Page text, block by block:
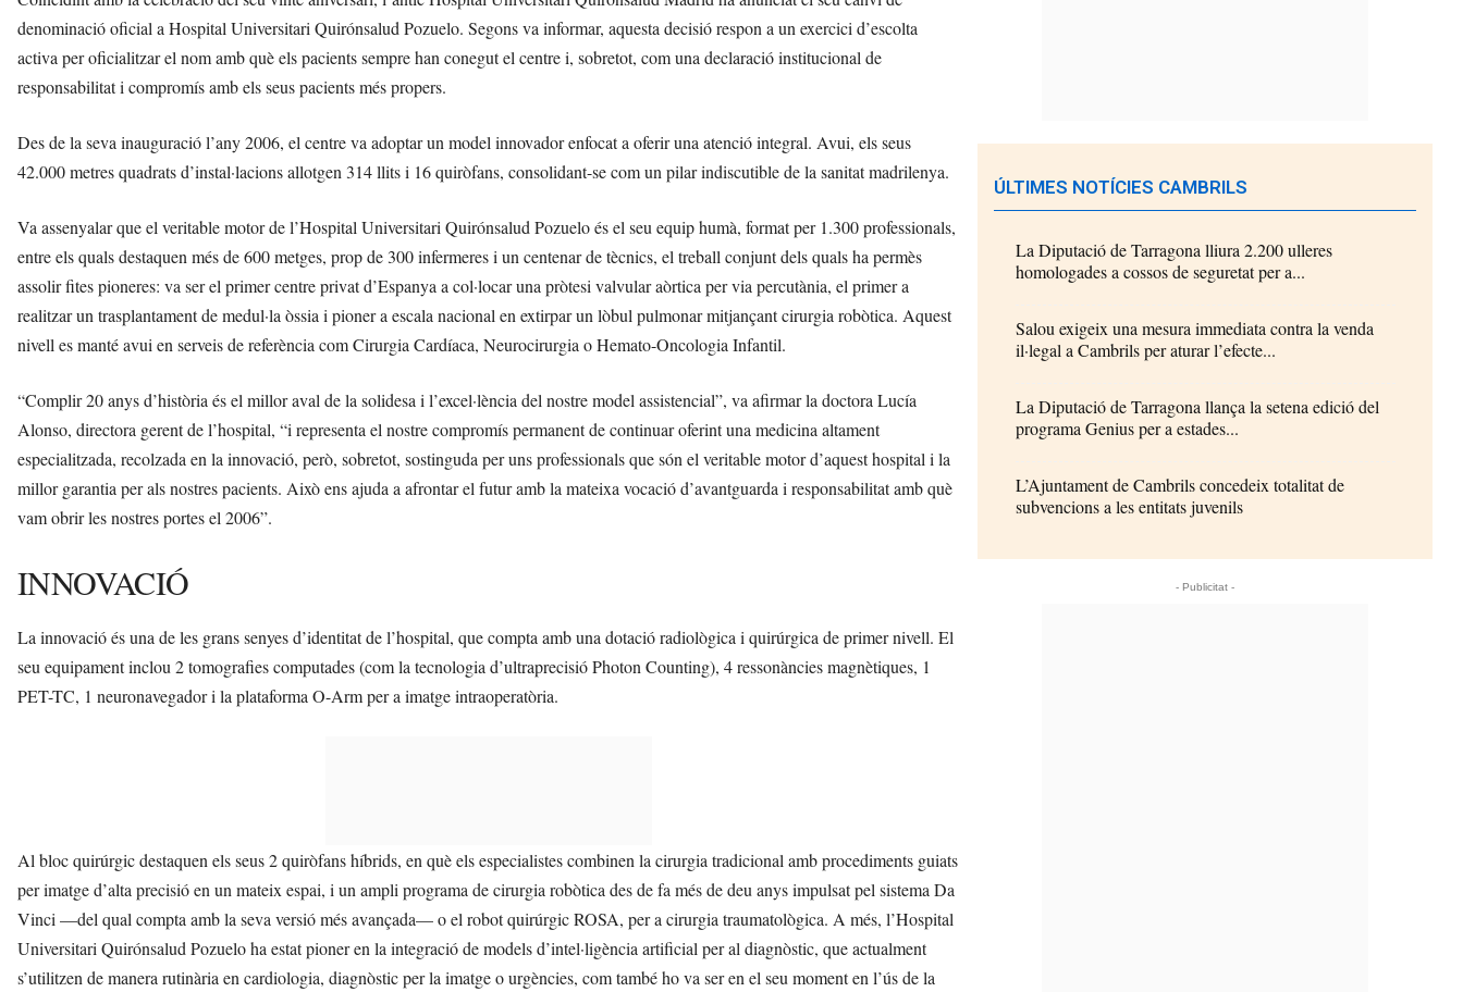
denominació oficial a Hospital Universitari Quirónsalud Pozuelo. Segons va informar, aquesta decisió respon a un exercici d’escolta
activa per oficialitzar el nom amb què els pacients sempre han conegut el centre i, sobretot, com una declaració institucional de
responsabilitat i compromís amb els seus pacients més propers.
Des de la seva inauguració l’any 2006, el centre va adoptar un model innovador enfocat a oferir una atenció integral. Avui, els seus
42.000 metres quadrats d’instal·lacions allotgen 314 llits i 16 quiròfans, consolidant-se com un pilar indiscutible de la sanitat madrilenya.
Va assenyalar que el veritable motor de l’Hospital Universitari Quirónsalud Pozuelo és el seu equip humà, format per 1.300 professionals,
entre els quals destaquen més de 600 metges, prop de 300 infermeres i un centenar de tècnics, el treball conjunt dels quals ha permès
assolir fites pioneres: va ser el primer centre privat d’Espanya a col·locar una pròtesi valvular aòrtica per via percutània, el primer a
realitzar un trasplantament de medul·la òssia i pioner a escala nacional en extirpar un lòbul pulmonar mitjançant cirurgia robòtica. Aquest
nivell es manté avui en serveis de referència com Cirurgia Cardíaca, Neurocirurgia o Hemato-Oncologia Infantil.
“Complir 20 anys d’història és el millor aval de la solidesa i l’excel·lència del nostre model assistencial”, va afirmar la doctora Lucía
Alonso, directora gerent de l’hospital, “i representa el nostre compromís permanent de continuar oferint una medicina altament
especialitzada, recolzada en la innovació, però, sobretot, sostinguda per uns professionals que són el veritable motor d’aquest hospital i la
millor garantia per als nostres pacients. Això ens ajuda a afrontar el futur amb la mateixa vocació d’avantguarda i responsabilitat amb què
vam obrir les nostres portes el 2006”.
INNOVACIÓ
La innovació és una de les grans senyes d’identitat de l’hospital, que compta amb una dotació radiològica i quirúrgica de primer nivell. El
seu equipament inclou 2 tomografies computades (com la tecnologia d’ultraprecisió Photon Counting), 4 ressonàncies magnètiques, 1
PET-TC, 1 neuronavegador i la plataforma O-Arm per a imatge intraoperatòria.
Al bloc quirúrgic destaquen els seus 2 quiròfans híbrids, en què els especialistes combinen la cirurgia tradicional amb procediments guiats
per imatge d’alta precisió en un mateix espai, i un ampli programa de cirurgia robòtica des de fa més de deu anys impulsat pel sistema Da
Vinci —del qual compta amb la seva versió més avançada— o el robot quirúrgic ROSA, per a cirurgia traumatològica. A més, l’Hospital
Universitari Quirónsalud Pozuelo ha estat pioner en la integració de models d’intel·ligència artificial per al diagnòstic, que actualment
s’utilitzen de manera rutinària en cardiologia, diagnòstic per la imatge o urgències, com també ho va ser en el seu moment en l’ús de la
ÚLTIMES NOTÍCIES CAMBRILS
La Diputació de Tarragona lliura 2.200 ulleres
homologades a cossos de seguretat per a...
Salou exigeix una mesura immediata contra la venda
il·legal a Cambrils per aturar l’efecte...
La Diputació de Tarragona llança la setena edició del
programa Genius per a estades...
L’Ajuntament de Cambrils concedeix totalitat de
subvencions a les entitats juvenils
- Publicitat -